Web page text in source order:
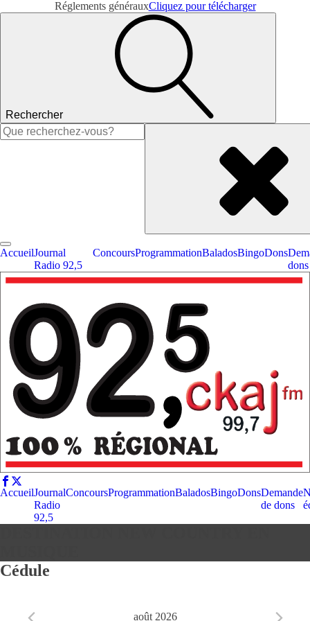
Réglements générauxCliquez pour télécharger
Rechercher
Rechercher :
AccueilJournal
Radio 92,5
ConcoursProgrammationBaladosBingoDons
dons
AccueilJournal
Radio
92,5
ConcoursProgrammationBaladosBingoDonsDemande
de dons
Cédule
août 2026